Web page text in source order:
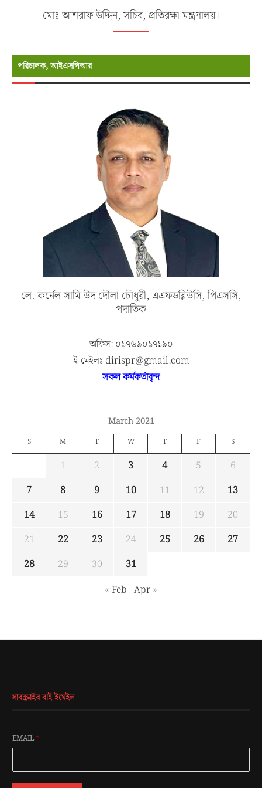
মোঃ আশরাফ উদ্দিন, সচিব, প্রতিরক্ষা মন্ত্রণালয়।
পরিচালক, আইএসপিআর
লে. কর্নেল সামি উদ দৌলা চৌধুরী, এএফডব্লিউসি, পিএসসি,
পদাতিক
অফিস: ০১৭৬৯০১৭১৯০
ই-মেইলঃ dirispr@gmail.com
সকল কর্মকর্তাবৃন্দ
March 2021
S M T W T F S
1 2 3 4 5
6
7
8 9 10 11 12
13
14
15 16 17 18 19
20
21
22 23 24 25 26
27
28
29 30
31
« Feb Apr »
সাবস্ক্রাইব বাই ইমেইল
EMAIL*